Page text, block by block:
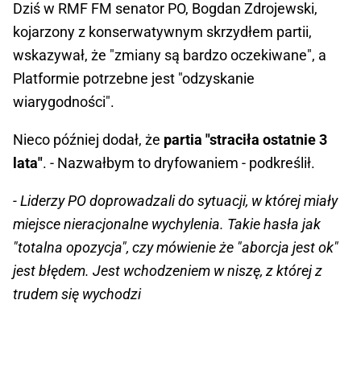
Dziś w RMF FM senator PO, Bogdan Zdrojewski,
kojarzony z konserwatywnym skrzydłem partii,
wskazywał, że "zmiany są bardzo oczekiwane", a
Platformie potrzebne jest "odzyskanie
wiarygodności".
Nieco później dodał, że partia "straciła ostatnie 3
lata". - Nazwałbym to dryfowaniem - podkreślił.
- Liderzy PO doprowadzali do sytuacji, w której miały
miejsce nieracjonalne wychylenia. Takie hasła jak
"totalna opozycja", czy mówienie że "aborcja jest ok"
jest błędem. Jest wchodzeniem w niszę, z której z
trudem się wychodzi